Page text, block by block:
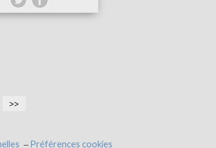
>>
Préférences cookies